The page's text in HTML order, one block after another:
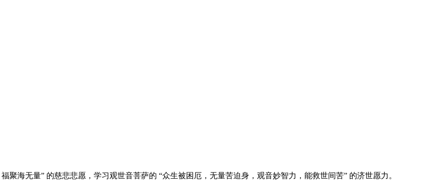
聚海无量” 的慈悲悲愿，学习观世音菩萨的 “众生被困厄，无量苦迫身，观音妙智力，能救世间苦” 的济世愿力。